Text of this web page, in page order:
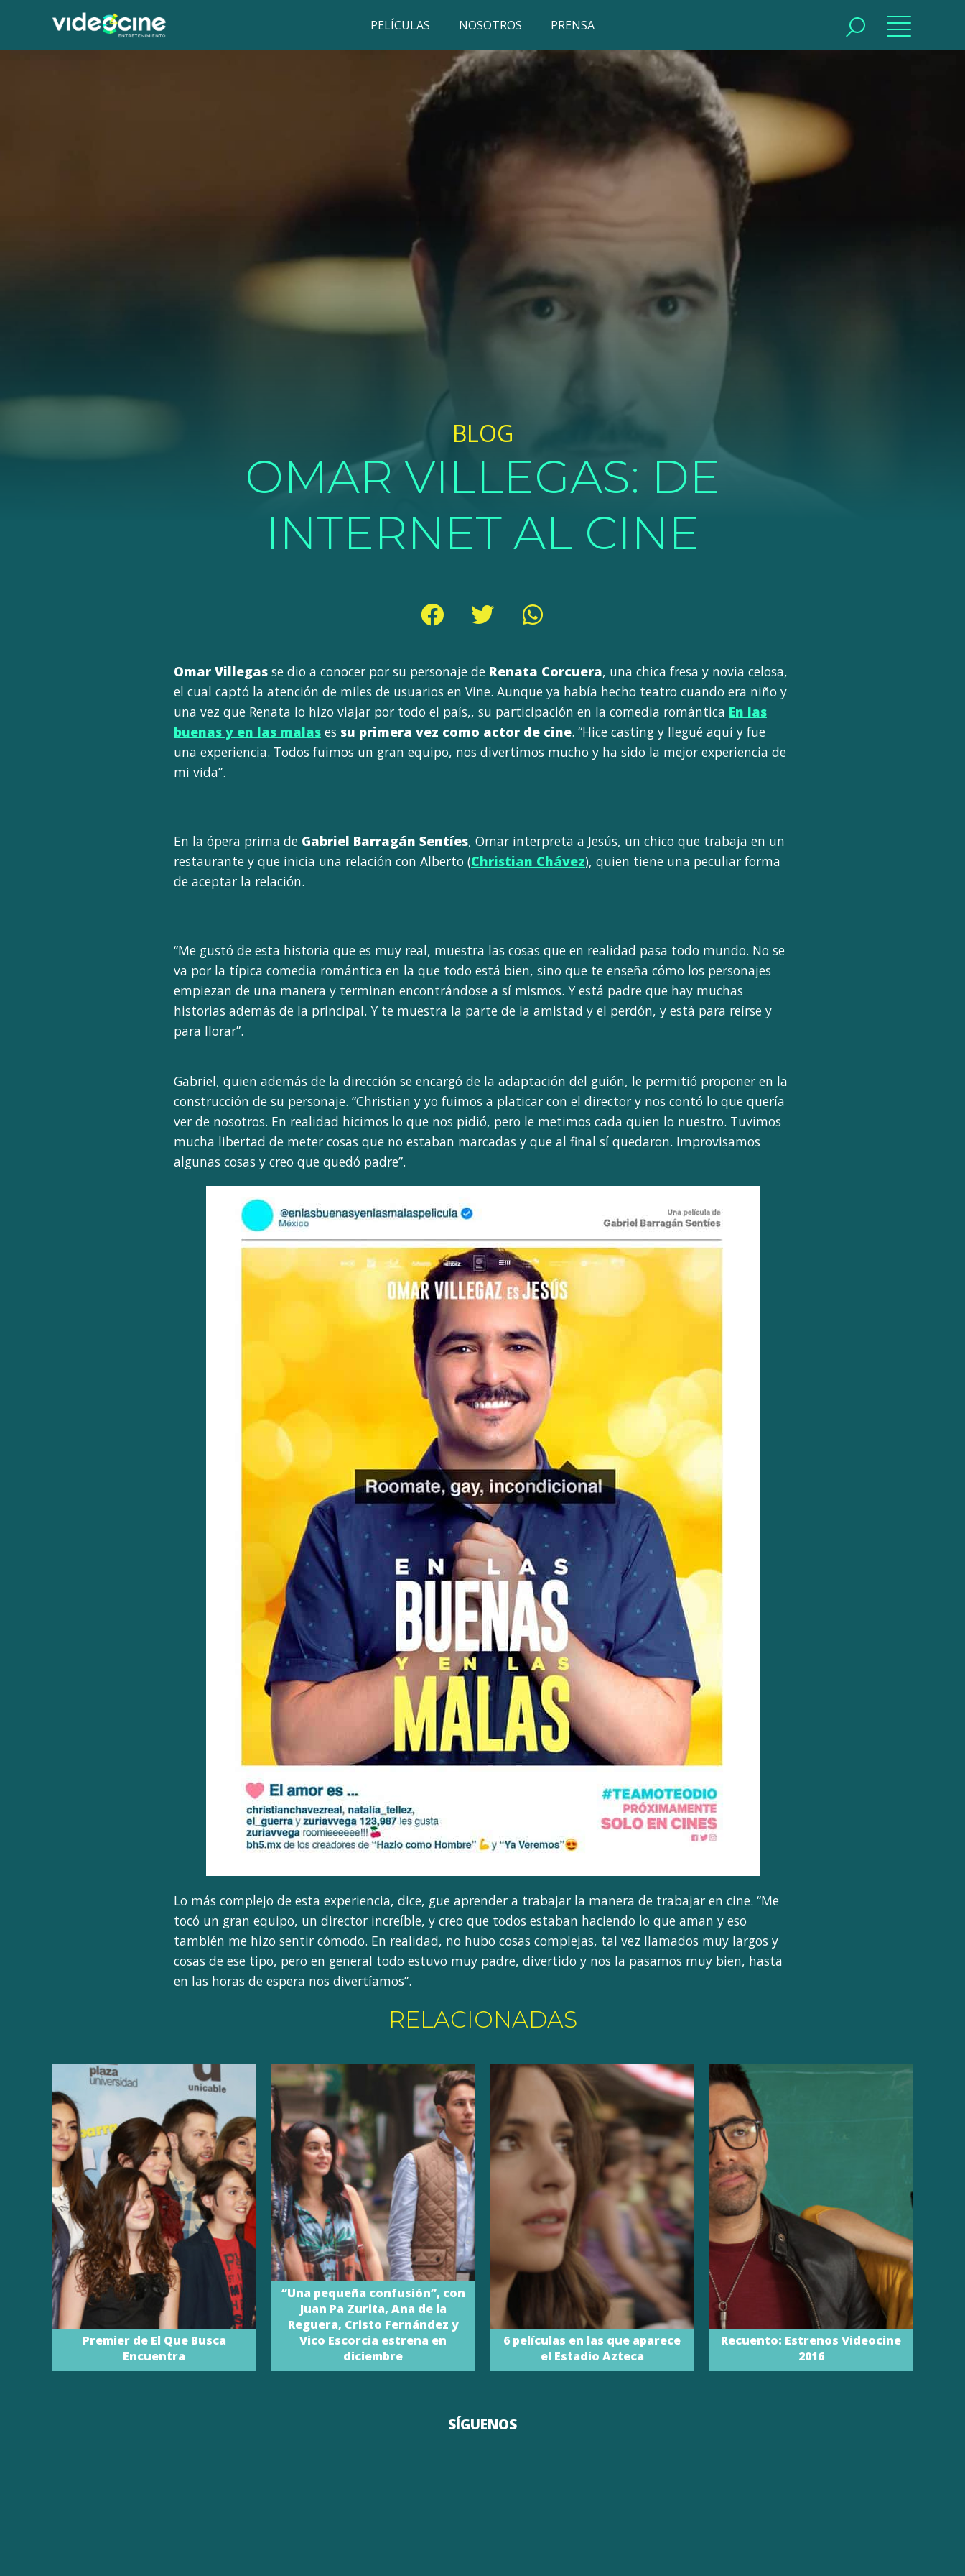
PELÍCULAS NOSOTROS PRENSA
BLOG
OMAR VILLEGAS: DE
INTERNET AL CINE
Omar Villegas se dio a conocer por su personaje de Renata Corcuera, una chica fresa y novia celosa,
el cual captó la atención de miles de usuarios en Vine. Aunque ya había hecho teatro cuando era niño y
una vez que Renata lo hizo viajar por todo el país,, su participación en la comedia romántica En las
buenas y en las malas es su primera vez como actor de cine. “Hice casting y llegué aquí y fue
una experiencia. Todos fuimos un gran equipo, nos divertimos mucho y ha sido la mejor experiencia de
mi vida”.
En la ópera prima de Gabriel Barragán Sentíes, Omar interpreta a Jesús, un chico que trabaja en un
restaurante y que inicia una relación con Alberto (Christian Chávez), quien tiene una peculiar forma
de aceptar la relación.
“Me gustó de esta historia que es muy real, muestra las cosas que en realidad pasa todo mundo. No se
va por la típica comedia romántica en la que todo está bien, sino que te enseña cómo los personajes
empiezan de una manera y terminan encontrándose a sí mismos. Y está padre que hay muchas
historias además de la principal. Y te muestra la parte de la amistad y el perdón, y está para reírse y
para llorar”.
Gabriel, quien además de la dirección se encargó de la adaptación del guión, le permitió proponer en la
construcción de su personaje. “Christian y yo fuimos a platicar con el director y nos contó lo que quería
ver de nosotros. En realidad hicimos lo que nos pidió, pero le metimos cada quien lo nuestro. Tuvimos
mucha libertad de meter cosas que no estaban marcadas y que al final sí quedaron. Improvisamos
algunas cosas y creo que quedó padre”.
Lo más complejo de esta experiencia, dice, gue aprender a trabajar la manera de trabajar en cine. “Me
tocó un gran equipo, un director increíble, y creo que todos estaban haciendo lo que aman y eso
también me hizo sentir cómodo. En realidad, no hubo cosas complejas, tal vez llamados muy largos y
cosas de ese tipo, pero en general todo estuvo muy padre, divertido y nos la pasamos muy bien, hasta
en las horas de espera nos divertíamos”.
RELACIONADAS
Premier de El Que Busca
Encuentra
“Una pequeña confusión”, con
Juan Pa Zurita, Ana de la
Reguera, Cristo Fernández y
Vico Escorcia estrena en
diciembre
6 películas en las que aparece
el Estadio Azteca
Recuento: Estrenos Videocine
2016
SÍGUENOS